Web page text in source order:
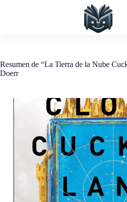
Resumen de “La Tierra de la Nube
Doerr